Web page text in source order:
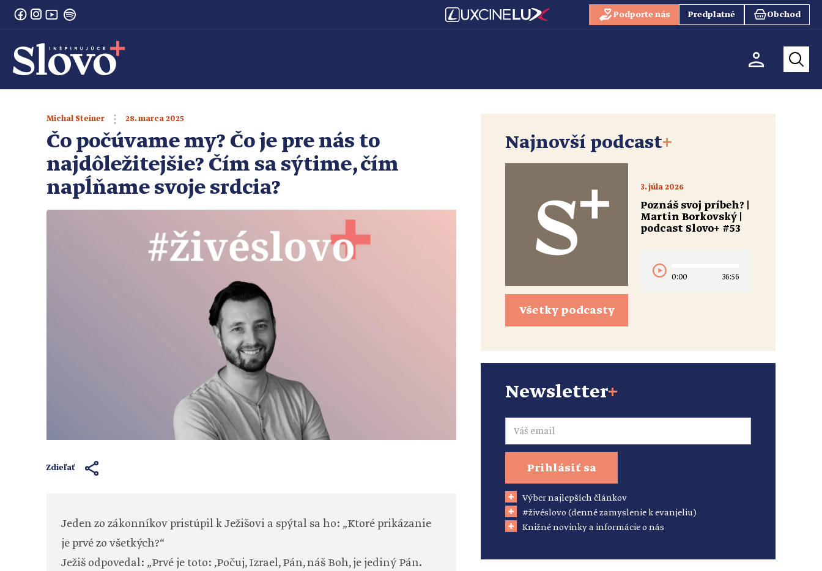
Podporte nás Predplatné Obchod
Michal Steiner 28. marca 2025
Čo počúvame my? Čo je pre nás to
najdôležitejšie? Čím sa sýtime, čím
napĺňame svoje srdcia?
Zdieľať
Jeden zo zákonníkov pristúpil k Ježišovi a spýtal sa ho: „Ktoré prikázanie
je prvé zo všetkých?“
Ježiš odpovedal: „Prvé je toto: ‚Počuj, Izrael, Pán, náš Boh, je jediný Pán.
Najnovší podcast+
Všetky podcasty
3. júla 2026
Poznáš svoj príbeh? |
Martin Borkovský |
podcast Slovo+ #53
0:00 36:56
Newsletter+
Email
Prihlásiť sa
Výber najlepších článkov
#živéslovo (denné zamyslenie k evanjeliu)
Knižné novinky a informácie o nás